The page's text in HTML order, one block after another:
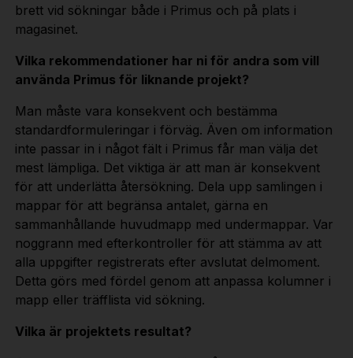
brett vid sökningar både i Primus och på plats i
magasinet.
Vilka rekommendationer har ni för andra som vill
använda Primus för liknande projekt?
Man måste vara konsekvent och bestämma
standardformuleringar i förväg. Även om information
inte passar in i något fält i Primus får man välja det
mest lämpliga. Det viktiga är att man är konsekvent
för att underlätta återsökning. Dela upp samlingen i
mappar för att begränsa antalet, gärna en
sammanhållande huvudmapp med undermappar. Var
noggrann med efterkontroller för att stämma av att
alla uppgifter registrerats efter avslutat delmoment.
Detta görs med fördel genom att anpassa kolumner i
mapp eller träfflista vid sökning.
Vilka är projektets resultat?